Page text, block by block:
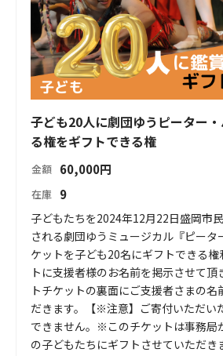
子ども20人に劇団ゆうピーター
る権をギフトできる権
金額 60,000円
在庫 9
子どもたちを2024年12月22日盛岡市
される劇団ゆうミュージカル『ピータ
ケットを子ども20名にギフトできる
トに支援者様のお名前を掲示させて頂
トチケットの裏面にご支援者さまの名
だきます。【※注意】ご寄付いただい
できません。※このチケットは事務局
の子どもたちにギフトさせていただき